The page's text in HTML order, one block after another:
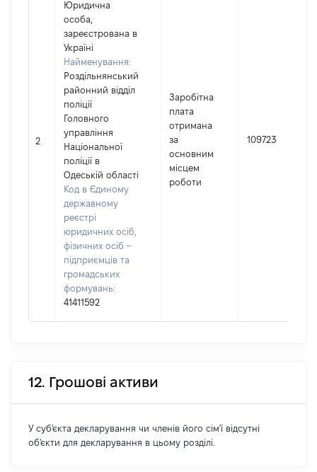
2
Юридична
особа,
зареєстрована в
Україні
Найменування:
Роздільнянський
районний відділ
поліції
Головного
управління
Національної
поліції в
Одеській області
Код в Єдиному
державному
реєстрі
юридичних осіб,
фізичних осіб –
підприємців та
громадських
формувань:
41411592
Заробітна
плата
отримана
за
основним
місцем
роботи
109723
12. Грошові активи
У суб'єкта декларування чи членів його сім'ї відсутні
об'єкти для декларування в цьому розділі.